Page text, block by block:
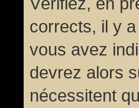
corrects, il y
vous avez
devrez alors
nécessitent